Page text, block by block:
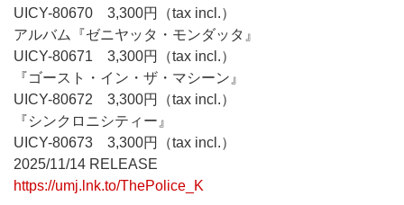
UICY-80670 3,300円（tax incl.）
アルバム『ゼニヤッタ・モンダッタ』
UICY-80671 3,300円（tax incl.）
『ゴースト・イン・ザ・マシーン』
UICY-80672 3,300円（tax incl.）
『シンクロニシティー』
UICY-80673 3,300円（tax incl.）
2025/11/14 RELEASE
https://umj.lnk.to/ThePolice_K